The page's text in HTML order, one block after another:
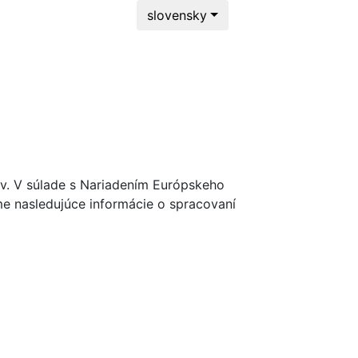
slovensky
izbách (2x3postele, 1x5
V súlade s Nariadením Európskeho
nasledujúce informácie o spracovaní